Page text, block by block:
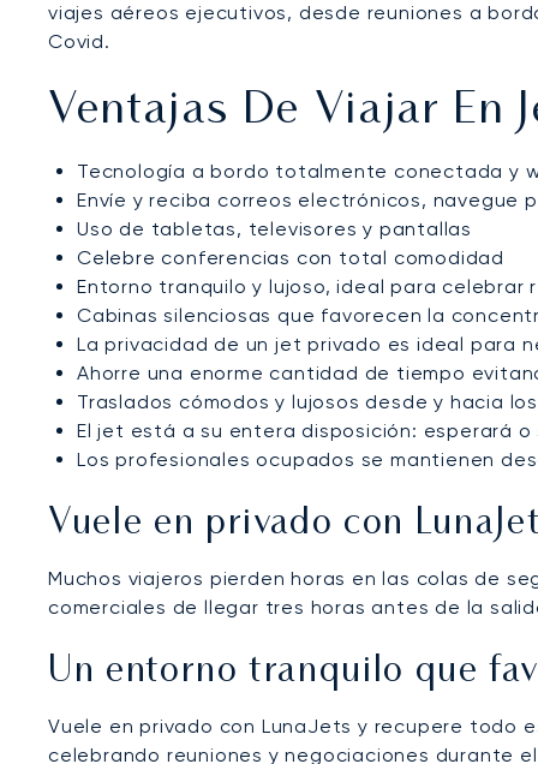
viajes aéreos ejecutivos, desde reuniones a
Covid.
Ventajas De Viajar En
Tecnología a bordo totalmente conectada y
Envíe y reciba correos electrónicos, navegue
Uso de tabletas, televisores y pantallas
Celebre conferencias con total comodidad
Entorno tranquilo y lujoso, ideal para celebrar
Cabinas silenciosas que favorecen la
La privacidad de un jet privado es ideal para
Ahorre una enorme cantidad de tiempo
Traslados cómodos y lujosos desde y hacia
El jet está a su entera disposición: esperará
Los profesionales ocupados se mantienen
Vuele en privado con
Muchos viajeros pierden horas en las colas de
comerciales de llegar tres horas antes de la
Un entorno tranquilo que
Vuele en privado con LunaJets y recupere todo
celebrando reuniones y negociaciones durante